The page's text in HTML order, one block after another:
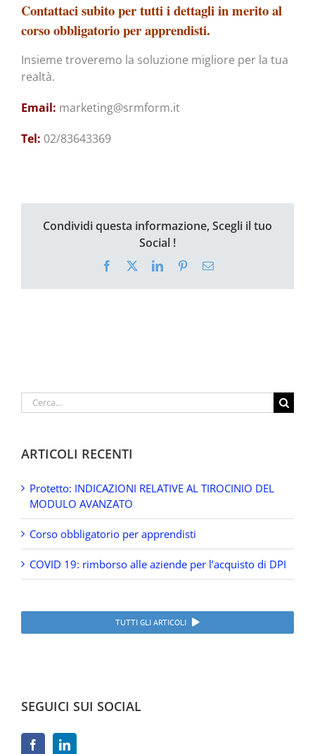
Contattaci subito per tutti i dettagli in merito al
corso obbligatorio per apprendisti.
Insieme troveremo la soluzione migliore per la tua
realtà.
Email: marketing@srmform.it
Tel: 02/83643369
Condividi questa informazione, Scegli il tuo
Social !
Facebook LinkedInPinterestEmail
Cerca
per:
ARTICOLI RECENTI
Protetto: INDICAZIONI RELATIVE AL TIROCINIO DEL
MODULO AVANZATO
Corso obbligatorio per apprendisti
COVID 19: rimborso alle aziende per l’acquisto di DPI
TUTTI GLI ARTICOLI
SEGUICI SUI SOCIAL